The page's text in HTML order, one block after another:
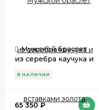
Мужской браслет
из серебра каучука и
Zancan EXB 290 R-N
В НАЛИЧИИ
65 350₽